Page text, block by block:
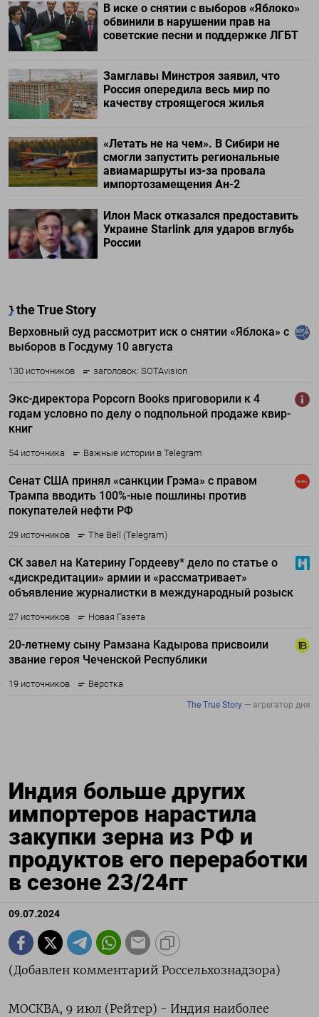
В иске о снятии с выборов «Яблоко»
обвинили в нарушении прав на
советские песни и поддержке ЛГБТ
Замглавы Минстроя заявил, что
Россия опередила весь мир по
качеству строящегося жилья
«Летать не на чем». В Сибири не
смогли запустить региональные
авиамаршруты из-за провала
импортозамещения Ан-2
Илон Маск отказался предоставить
Украине Starlink для ударов вглубь
России
Индия больше других
импортеров нарастила
закупки зерна из РФ и
продуктов его переработки
в сезоне 23/24гг
09.07.2024
(Добавлен комментарий Россельхознадзора)
МОСКВА, 9 июл (Рейтер) - Индия наиболее